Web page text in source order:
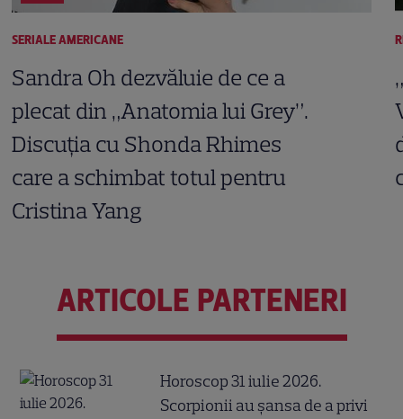
SERIALE AMERICANE
Sandra Oh dezvăluie de ce a
plecat din „Anatomia lui Grey”.
Discuția cu Shonda Rhimes
care a schimbat totul pentru
Cristina Yang
ARTICOLE PARTENERI
Horoscop 31 iulie 2026.
Scorpionii au șansa de a privi